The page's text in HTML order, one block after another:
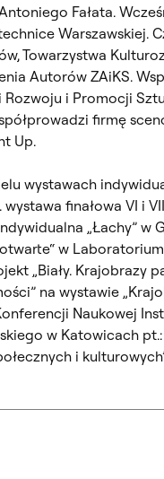
Fałata.
Warszawskiej.
Towarzystwa
Autorów ZAiKS.
i Promocji
firmę
Up.
wystawach
wystawa finałowa VI i
„Łachy” w
w
„Biały. Krajobrazy
na wystawie
Naukowej
w Katowicach
i
STEFANIA